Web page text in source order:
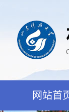
网站首